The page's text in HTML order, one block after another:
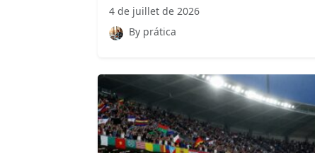
4 de juillet de 2026
By prática